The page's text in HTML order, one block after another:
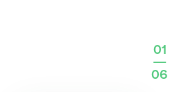
англійську вивчили понад
використовується
закладах світу, і саме
01
—
06